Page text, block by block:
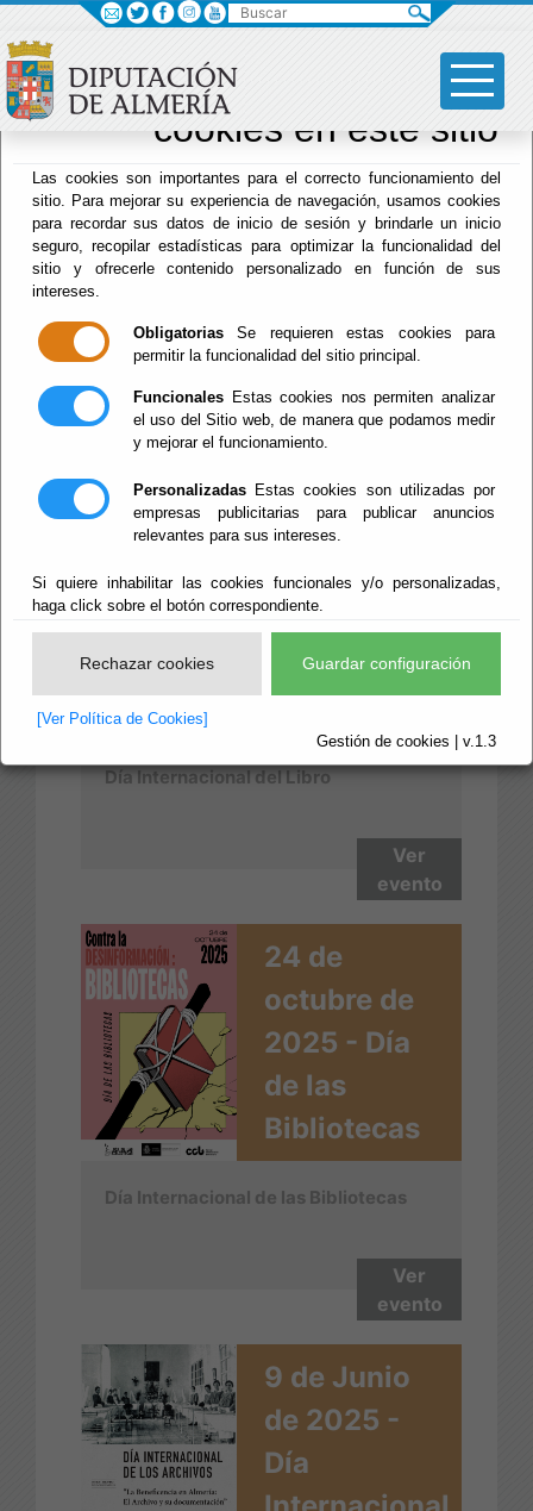
Sus opciones en
relación al uso de
cookies en este sitio
Las cookies son importantes para el correcto funcionamiento del
sitio. Para mejorar su experiencia de navegación, usamos cookies
para recordar sus datos de inicio de sesión y brindarle un inicio
seguro, recopilar estadísticas para optimizar la funcionalidad del
sitio y ofrecerle contenido personalizado en función de sus
intereses.
Obligatorias Se requieren estas cookies para
permitir la funcionalidad del sitio principal.
Funcionales Estas cookies nos permiten analizar
el uso del Sitio web, de manera que podamos medir
y mejorar el funcionamiento.
Personalizadas Estas cookies son utilizadas por
empresas publicitarias para publicar anuncios
relevantes para sus intereses.
Si quiere inhabilitar las cookies funcionales y/o personalizadas,
haga click sobre el botón correspondiente.
Rechazar cookies Guardar configuración
[Ver Política de Cookies]
Gestión de cookies | v.1.3
Archivo Biblioteca
Inicio
Actualidad
23 de Abril
de 2026 -
Día del Libro
Día Internacional del Libro
Ver
evento
24 de
octubre de
2025 - Día
de las
Bibliotecas
Día Internacional de las Bibliotecas
Ver
evento
9 de Junio
de 2025 -
Día
Buscar